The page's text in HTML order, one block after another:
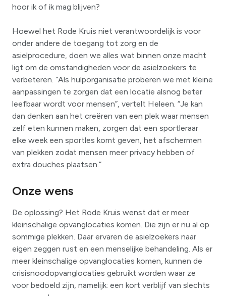
hoor ik of ik mag blijven?
Hoewel het Rode Kruis niet verantwoordelijk is voor
onder andere de toegang tot zorg en de
asielprocedure, doen we alles wat binnen onze macht
ligt om de omstandigheden voor de asielzoekers te
verbeteren. “Als hulporganisatie proberen we met kleine
aanpassingen te zorgen dat een locatie alsnog beter
leefbaar wordt voor mensen”, vertelt Heleen. “Je kan
dan denken aan het creëren van een plek waar mensen
zelf eten kunnen maken, zorgen dat een sportleraar
elke week een sportles komt geven, het afschermen
van plekken zodat mensen meer privacy hebben of
extra douches plaatsen.”
Onze wens
De oplossing? Het Rode Kruis wenst dat er meer
kleinschalige opvanglocaties komen. Die zijn er nu al op
sommige plekken. Daar ervaren de asielzoekers naar
eigen zeggen rust en een menselijke behandeling. Als er
meer kleinschalige opvanglocaties komen, kunnen de
crisisnoodopvanglocaties gebruikt worden waar ze
voor bedoeld zijn, namelijk: een kort verblijf van slechts